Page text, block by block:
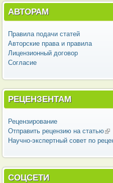
АВТОРАМ
Правила подачи статей
Авторские права и правила
Лицензионный договор
Согласие
РЕЦЕНЗЕНТАМ
Рецензирование
Отправить рецензию на статью
Научно-экспертный совет по
СОЦСЕТИ